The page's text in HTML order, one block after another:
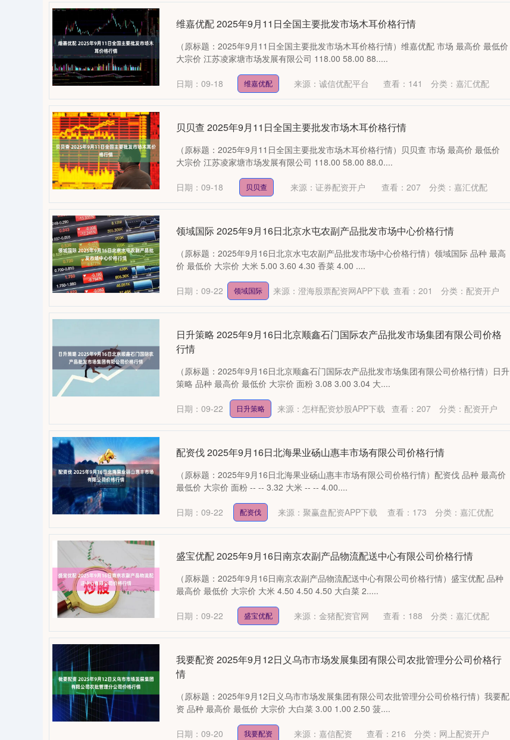
维嘉优配 2025年9月11日全国主要批发市场木耳价格行情
（原标题：2025年9月11日全国主要批发市场木耳价格行情）维嘉优配 市场 最高价 最低价
大宗价 江苏凌家塘市场发展有限公司 118.00 58.00 88.....
日期：09-18 维嘉优配 来源：诚信优配平台 查看： 141 分类： 嘉汇优配
贝贝查 2025年9月11日全国主要批发市场木耳价格行情
（原标题：2025年9月11日全国主要批发市场木耳价格行情）贝贝查 市场 最高价 最低价
大宗价 江苏凌家塘市场发展有限公司 118.00 58.00 88.0....
日期：09-18 贝贝查 来源：证券配资开户 查看： 207 分类： 嘉汇优配
领域国际 2025年9月16日北京水屯农副产品批发市场中心价格行情
（原标题：2025年9月16日北京水屯农副产品批发市场中心价格行情）领域国际 品种 最高
价 最低价 大宗价 大米 5.00 3.60 4.30 香菜 4.00 ....
日期：09-22 领域国际 来源：澄海股票配资网APP下载 查看： 201 分类： 配资开户
日升策略 2025年9月16日北京顺鑫石门国际农产品批发市场集团有限公司价格
行情
（原标题：2025年9月16日北京顺鑫石门国际农产品批发市场集团有限公司价格行情）日升
策略 品种 最高价 最低价 大宗价 面粉 3.08 3.00 3.04 大....
日期：09-22 日升策略 来源：怎样配资炒股APP下载 查看： 207 分类： 配资开户
配资伐 2025年9月16日北海果业砀山惠丰市场有限公司价格行情
（原标题：2025年9月16日北海果业砀山惠丰市场有限公司价格行情）配资伐 品种 最高价
最低价 大宗价 面粉 -- -- 3.32 大米 -- -- 4.00....
日期：09-22 配资伐 来源：聚赢盘配资APP下载 查看： 173 分类： 嘉汇优配
盛宝优配 2025年9月16日南京农副产品物流配送中心有限公司价格行情
（原标题：2025年9月16日南京农副产品物流配送中心有限公司价格行情）盛宝优配 品种
最高价 最低价 大宗价 大米 4.50 4.50 4.50 大白菜 2.....
日期：09-22 盛宝优配 来源：金猪配资官网 查看： 188 分类： 嘉汇优配
我要配资 2025年9月12日义乌市市场发展集团有限公司农批管理分公司价格行
情
（原标题：2025年9月12日义乌市市场发展集团有限公司农批管理分公司价格行情）我要配
资 品种 最高价 最低价 大宗价 大白菜 3.00 1.00 2.50 菠....
日期：09-20 我要配资 来源：嘉信配资 查看： 216 分类： 网上配资开户